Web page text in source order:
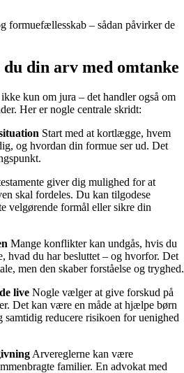
formuefællesskab – sådan påvirker de
din arv med omtanke
kun om jura – det handler også om
Her er nogle centrale skridt:
Start med at kortlægge, hvem
og hvordan din formue ser ud. Det
giver dig mulighed for at
skal fordeles. Du kan tilgodese
velgørende formål eller sikre din
Mange konflikter kan undgås, hvis du
hvad du har besluttet – og hvorfor. Det
men den skaber forståelse og tryghed.
live Nogle vælger at give forskud på
Det kan være en måde at hjælpe børn
samtidig reducere risikoen for uenighed
Arvereglerne kan være
familier. En advokat med